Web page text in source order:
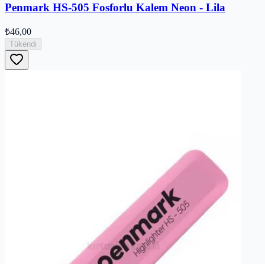
Penmark HS-505 Fosforlu Kalem Neon - Lila
₺46,00
Tükendi